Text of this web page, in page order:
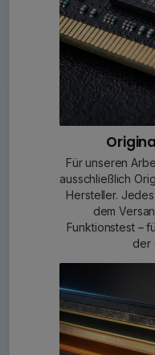
Für unseren
ausschließlich
Hersteller.
dem
Funktionstest –
der